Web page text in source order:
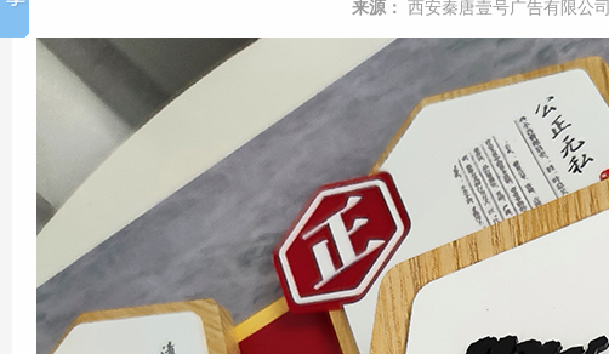
来源： 西安秦唐壹号广告有限公司